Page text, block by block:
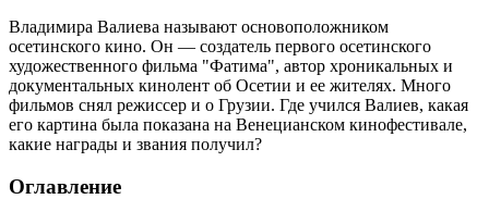
Владимира Валиева называют основоположником
осетинского кино. Он — создатель первого осетинского
художественного фильма "Фатима", автор хроникальных и
документальных кинолент об Осетии и ее жителях. Много
фильмов снял режиссер и о Грузии. Где учился Валиев, какая
его картина была показана на Венецианском кинофестивале,
какие награды и звания получил?
Оглавление